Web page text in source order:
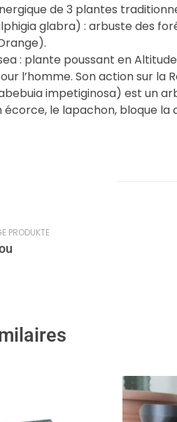
de 3 plantes
glabra) : arbuste des
: plante poussant en
l’homme. Son action sur la
impetiginosa) est un
écorce, le lapachon, bloque la
PRODUKTE